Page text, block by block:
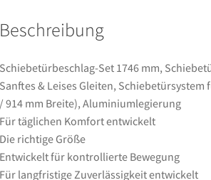
&
Gleiten,
Schiebetürsystem
für
Einzeltüren
(25–
45
mm
Beschreibung
Schiebetürbeschlag-Set 1746 mm,
Sanftes & Leises Gleiten, Schiebetürsystem
/ 914 mm Breite), Aluminiumlegierung
Für täglichen Komfort entwickelt
Die richtige Größe
Entwickelt für kontrollierte Bewegung
Für langfristige Zuverlässigkeit entwickelt